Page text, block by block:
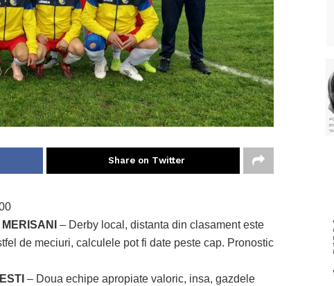
Share on Twitter
– Derby local, distanta din clasament este
de meciuri, calculele pot fi date peste cap. Pronostic
– Doua echipe apropiate valoric, insa, gazdele